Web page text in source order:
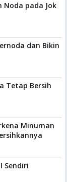
Noda pada Jok
dan Bikin
Tetap Bersih
Minuman
Sendiri